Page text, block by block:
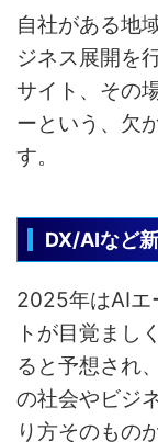
自社がある地
ジネス展開を
サイト、その
ーという、欠
す。
DX/AIなど
2025年はAIエ
トが目覚まし
ると予想され
の社会やビジ
り方そのもの